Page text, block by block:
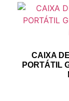
CAIXA
PORTÁTIL